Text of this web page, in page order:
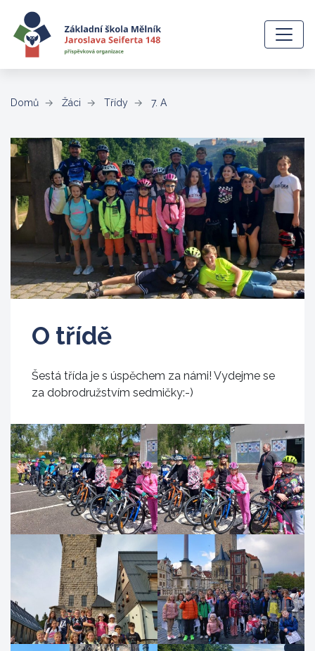
Domů Žáci Třídy 7. A(aktuální)
O třídě
Šestá třída je s úspěchem za námi! Vydejme se
za dobrodružstvím sedmičky:-)